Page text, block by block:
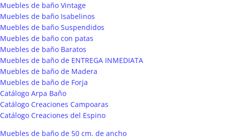
Muebles de baño Vintage
Muebles de baño Isabelinos
Muebles de baño Suspendidos
Muebles de baño con patas
Muebles de baño Baratos
Muebles de baño de ENTREGA INMEDIATA
Muebles de baño de Madera
Muebles de baño de Forja
Catálogo Arpa Baño
Catálogo Creaciones Campoaras
Catálogo Creaciones del Espino
Muebles de baño de 50 cm. de ancho